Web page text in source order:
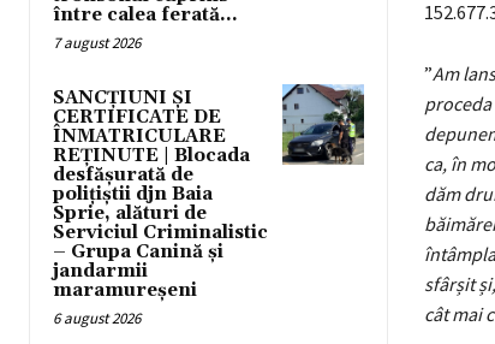
între calea ferată...
7 august 2026
SANCȚIUNI ȘI
CERTIFICATE DE
ÎNMATRICULARE
REȚINUTE | Blocada
desfășurată de
polițiștii djn Baia
Sprie, alături de
Serviciul Criminalistic
– Grupa Canină și
jandarmii
maramureșeni
6 august 2026
”Am
ca, în
dăm
sfârșit
cât mai